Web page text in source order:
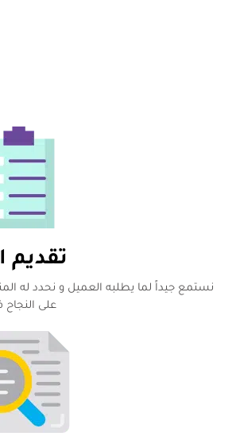
تقديم
نستمع جيداً لما يطلبه العميل و نحدد له
على النجاح